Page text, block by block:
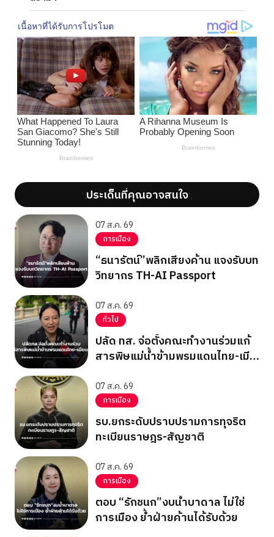
';ประเด็นที่คุณอาจสนใจ';
07 ส.ค. 69
การเมือง
“ธนารัตน์”พลิกเสียงค้าน แจงรับบท
วิทยากร TH-AI Passport
07 ส.ค. 69
ทั่วไป
ปลัด ทส. จ่อตั้งคณะทำงานร่วมแก้
สารพิษแม่น้ำข้ามพรมแดนไทย-เมีย
07 ส.ค. 69
การเมือง
รบ.ยกระดับปราบปรามการทุจริต
ทะเบียนราษฎร-สัญชาติ
07 ส.ค. 69
การเมือง
ตอบ “รักชนก”งบน้ำบาดาล ไม่ใช่
การเมือง ย้ำฝ่ายค้านได้รับด้วย